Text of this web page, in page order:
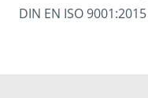
DIN EN ISO 9001:2015